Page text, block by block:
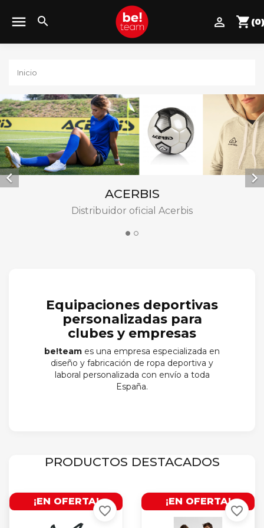
 shopping_cart (0)

search
Inicio
ACERBIS
Distribuidor oficial Acerbis
 
Equipaciones deportivas
personalizadas para
clubes y empresas
be!team es una empresa especializada en
diseño y fabricación de ropa deportiva y
laboral personalizada con envío a toda
España.
PRODUCTOS DESTACADOS
¡EN OFERTA!
favorite_border
¡EN OFERTA!
favorite_border